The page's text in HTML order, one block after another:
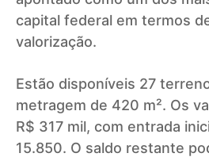
capital federal em termos
valorização.
Estão disponíveis 27
metragem de 420 m². Os
R$ 317 mil, com entrada
15.850. O saldo restante